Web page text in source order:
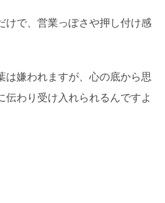
けで、営業っぽさや押し付け感
は嫌われますが、心の底から思
伝わり受け入れられるんですよ